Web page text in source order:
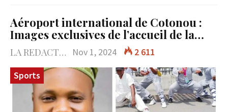
Aéroport international de Cotonou :
Images exclusives de l’accueil de la…
LA REDACTION Nov 1, 2024
2 611
Sports